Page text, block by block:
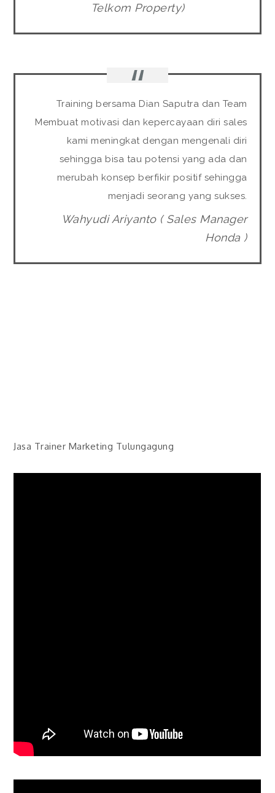
Telkom Property)
Training bersama Dian Saputra dan Team
Membuat motivasi dan kepercayaan diri sales
kami meningkat dengan mengenali diri
sehingga bisa tau potensi yang ada dan
merubah konsep berfikir positif sehingga
menjadi seorang yang sukses.
Wahyudi Ariyanto ( Sales Manager
Honda )
Jasa Trainer Marketing Tulungagung